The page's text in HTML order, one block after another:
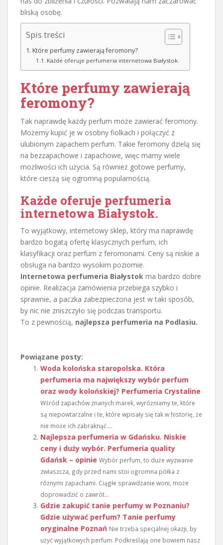
bliską osobę.
Spis treści
Które perfumy zawierają feromony?
Każde oferuje perfumeria internetowa Białystok.
Które perfumy zawierają
feromony?
Tak naprawdę każdy perfum może zawierać feromony.
Możemy kupić je w osobny fiolkach i połączyć z
ulubionym zapachem perfum. Takie feromony dzielą się
na bezzapachowe i zapachowe, więc mamy wiele
możliwości ich użycia. Są również gotowe perfumy,
które cieszą się ogromną popularnością.
Każde oferuje perfumeria
internetowa Białystok.
To wyjątkowy, internetowy sklep, który ma naprawdę
bardzo bogatą ofertę klasycznych perfum, ich
klasyfikacji oraz perfum z feromonami. Ceny są niskie a
obsługa na bardzo wysokim poziomie.
Internetowa perfumeria Białystok ma bardzo dobre
opinie. Realizacja zamówienia przebiega szybko i
sprawnie, a paczka zabezpieczona jest w taki sposób,
by nic nie zniszczyło się podczas transportu.
To z pewnością, najlepsza perfumeria na Podlasiu.
Powiązane posty:
Woda kolońska staropolska. Która
perfumeria ma największy wybór perfum
oraz wody kolońskiej? Perfumeria Crystaline
Wśród zapachów znanych marek, wyróżniamy te, które
są niepowtarzalne i te, które wpisały się tak w historię, że
nie może ich zabraknąć....
Najlepsza perfumeria w Gdańsku. Niskie
ceny i duży wybór. Perfumeria quality
Gdańsk – opinie Wybór perfum, to duże wyzwanie
zwłaszcza, gdy przed nami stoi ogromna półka z
różnymi zapachami. Ciągłe sprawdzanie woni, może
doprowadzić o zawrót...
Gdzie zakupić tanie perfumy w Poznaniu?
Gdzie używać perfum? Tanie perfumy
oryginalne Poznań Nie trzeba specjalnej okazji, by
użyć wyjątkowych perfum. Podkreślają one bowiem nasz